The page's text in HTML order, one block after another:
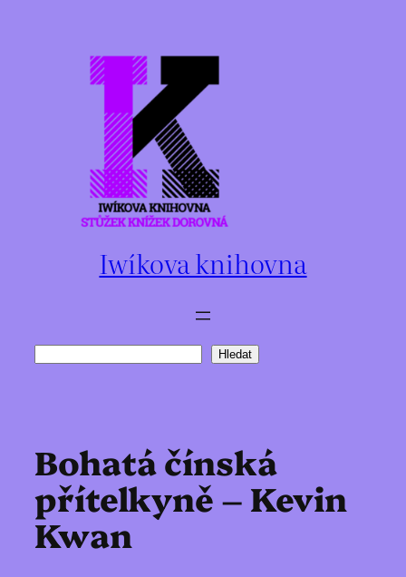
Iwíkova knihovna
Hledat
Bohatá čínská
přítelkyně – Kevin
Kwan